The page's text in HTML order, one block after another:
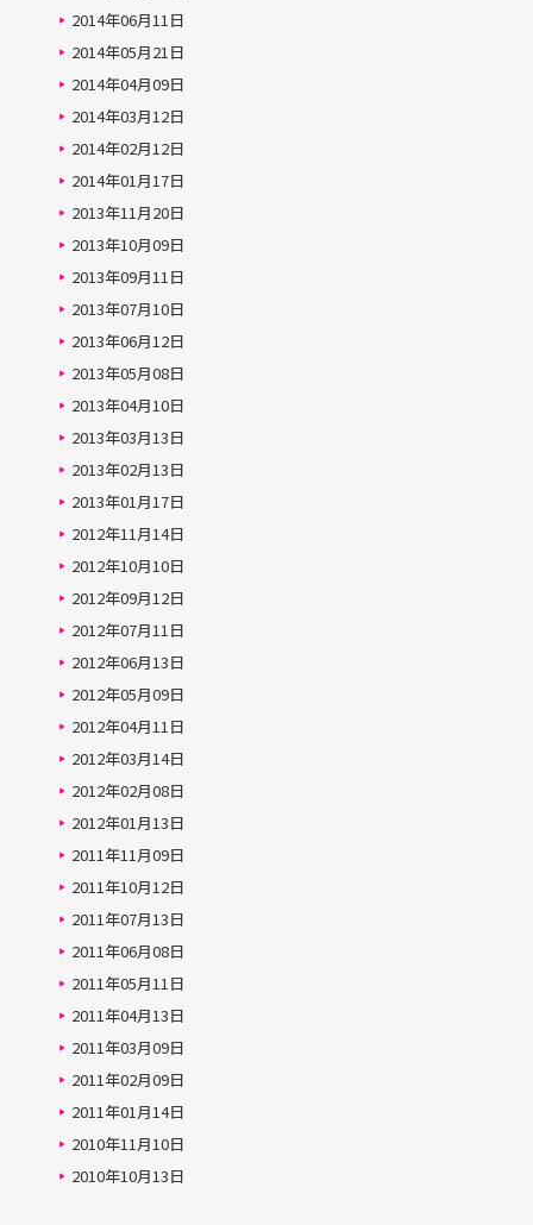
2014年06月11日
2014年05月21日
2014年04月09日
2014年03月12日
2014年02月12日
2014年01月17日
2013年11月20日
2013年10月09日
2013年09月11日
2013年07月10日
2013年06月12日
2013年05月08日
2013年04月10日
2013年03月13日
2013年02月13日
2013年01月17日
2012年11月14日
2012年10月10日
2012年09月12日
2012年07月11日
2012年06月13日
2012年05月09日
2012年04月11日
2012年03月14日
2012年02月08日
2012年01月13日
2011年11月09日
2011年10月12日
2011年07月13日
2011年06月08日
2011年05月11日
2011年04月13日
2011年03月09日
2011年02月09日
2011年01月14日
2010年11月10日
2010年10月13日